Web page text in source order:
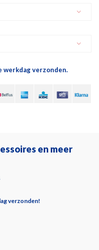
werkdag verzonden.
en meer
verzonden!